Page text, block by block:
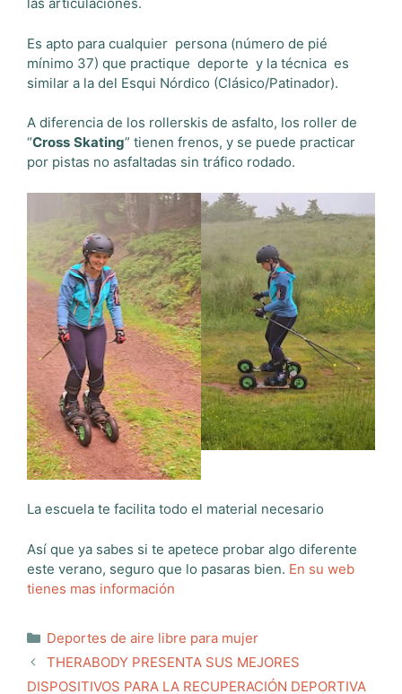
Es apto para cualquier persona (número de pié
mínimo 37) que practique deporte y la técnica es
similar a la del Esqui Nórdico (Clásico/Patinador).
A diferencia de los rollerskis de asfalto, los roller de
“Cross Skating” tienen frenos, y se puede practicar
por pistas no asfaltadas sin tráfico rodado.
La escuela te facilita todo el material necesario
Así que ya sabes si te apetece probar algo diferente
este verano, seguro que lo pasaras bien. En su web
tienes mas información
Categorías
Deportes de aire libre para mujer
THERABODY PRESENTA SUS MEJORES
DISPOSITIVOS PARA LA RECUPERACIÓN DEPORTIVA